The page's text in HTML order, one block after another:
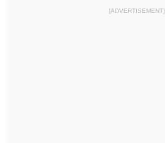
[ADVERTISEMENT]